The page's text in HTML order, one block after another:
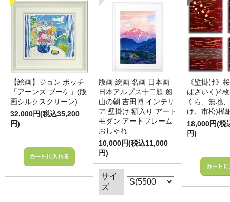
【絵画】ジョン ボッチ
「アーンズ ブーケ」(版
画シルクスクリーン)
32,000円(税込35,200
円)
版画 絵画 名画 日本画
日本アルプス十二題 劔
山の朝 吉田博 インテリ
ア 壁掛け 額入り アート
モダン アートフレーム
おしゃれ
10,000円(税込11,000
円)
サイ
ズ
《壁掛け》
ばざいく)4
くら、無地
け、市松)樺
18,000円(税
円)